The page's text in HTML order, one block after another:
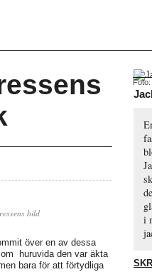
bild
över en av dessa
om huruvida den var äkta
bara för att förtydliga
Foto:
i